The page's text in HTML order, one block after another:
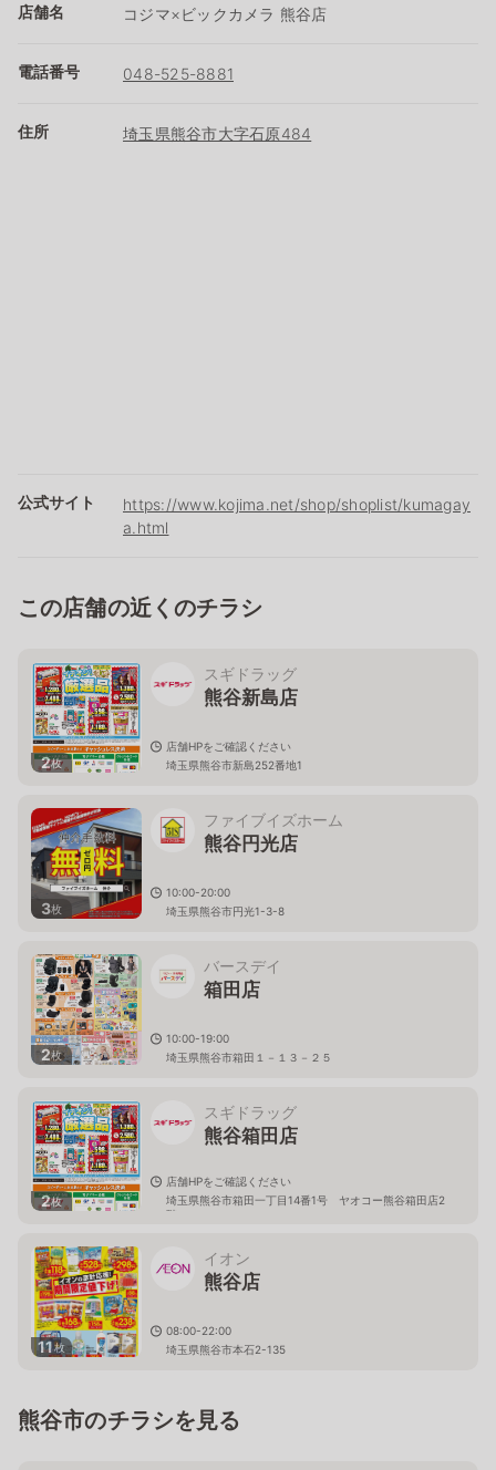
店舗名 コジマ×ビックカメラ 熊谷店
電話番号 048-525-8881
住所 埼玉県熊谷市大字石原484
公式サイト
https://www.kojima.net/shop/shoplist/kumagay
a.html
この店舗の近くのチラシ
2枚
スギドラッグ
熊谷新島店
店舗HPをご確認ください
埼玉県熊谷市新島252番地1
3枚
ファイブイズホーム
熊谷円光店
10:00-20:00
埼玉県熊谷市円光1-3-8
2枚
バースデイ
箱田店
10:00-19:00
埼玉県熊谷市箱田１－１３－２５
2枚
スギドラッグ
熊谷箱田店
店舗HPをご確認ください
埼玉県熊谷市箱田一丁目14番1号 ヤオコー熊谷箱田店2
階
11枚
イオン
熊谷店
08:00-22:00
埼玉県熊谷市本石2-135
熊谷市のチラシを見る